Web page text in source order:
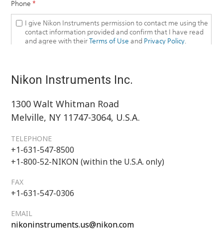
Nikon Instruments Inc.
1300 Walt Whitman Road
Melville, NY 11747-3064, U.S.A.
TELEPHONE
+1-631-547-8500
+1-800-52-NIKON (within the U.S.A. only)
FAX
+1-631-547-0306
EMAIL
nikoninstruments.us@nikon.com